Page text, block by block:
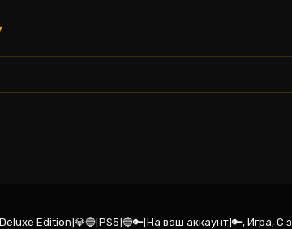
Edition]💎🔵[PS5]🔵🔑[На ваш аккаунт]🔑, Игра, С